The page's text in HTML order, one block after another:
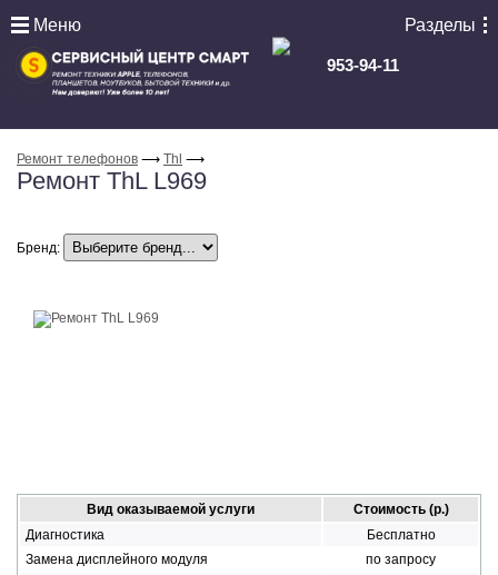
Меню Разделы
953-94-11
Ремонт телефонов ⟶ Thl ⟶
Ремонт ThL L969
Бренд:
Вид оказываемой услуги
Стоимость (р.)
Диагностика
Бесплатно
Замена дисплейного модуля
по запросу